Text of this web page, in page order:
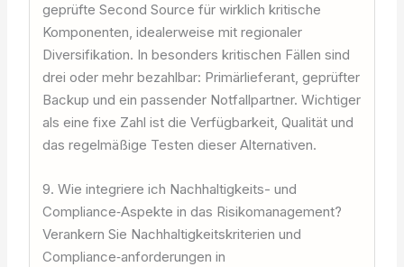
geprüfte Second Source für wirklich kritische
Komponenten, idealerweise mit regionaler
Diversifikation. In besonders kritischen Fällen sind
drei oder mehr bezahlbar: Primärlieferant, geprüfter
Backup und ein passender Notfallpartner. Wichtiger
als eine fixe Zahl ist die Verfügbarkeit, Qualität und
das regelmäßige Testen dieser Alternativen.
9. Wie integriere ich Nachhaltigkeits- und
Compliance‑Aspekte in das Risikomanagement?
Verankern Sie Nachhaltigkeitskriterien und
Compliance‑anforderungen in